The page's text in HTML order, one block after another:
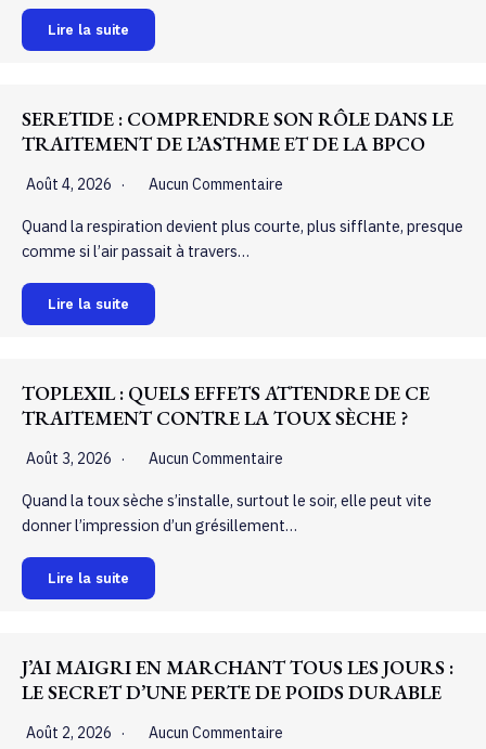
Lire la suite
SERETIDE : COMPRENDRE SON RÔLE DANS LE
TRAITEMENT DE L’ASTHME ET DE LA BPCO
Août 4, 2026 Aucun Commentaire
Quand la respiration devient plus courte, plus sifflante, presque
comme si l’air passait à travers…
Lire la suite
TOPLEXIL : QUELS EFFETS ATTENDRE DE CE
TRAITEMENT CONTRE LA TOUX SÈCHE ?
Août 3, 2026 Aucun Commentaire
Quand la toux sèche s’installe, surtout le soir, elle peut vite
donner l’impression d’un grésillement…
Lire la suite
J’AI MAIGRI EN MARCHANT TOUS LES JOURS :
LE SECRET D’UNE PERTE DE POIDS DURABLE
Août 2, 2026 Aucun Commentaire